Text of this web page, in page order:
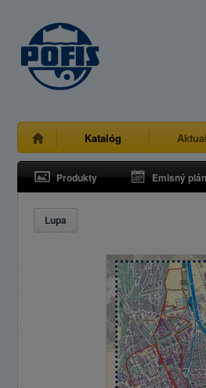
Katalóg
Produkty Emisný plán
Lupa